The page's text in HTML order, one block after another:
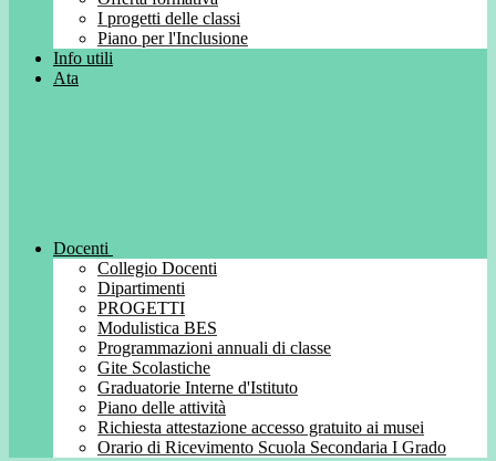
I progetti delle classi
Piano per l'Inclusione
Info utili
Ata
Docenti
Collegio Docenti
Dipartimenti
PROGETTI
Modulistica BES
Programmazioni annuali di classe
Gite Scolastiche
Graduatorie Interne d'Istituto
Piano delle attività
Richiesta attestazione accesso gratuito ai musei
Orario di Ricevimento Scuola Secondaria I Grado